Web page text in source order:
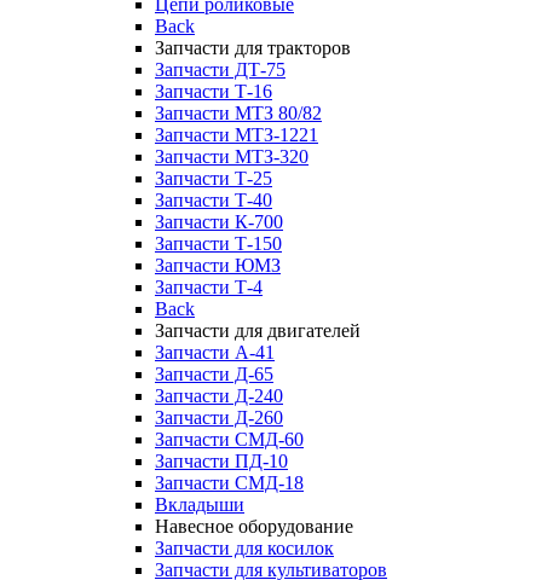
Цепи роликовые
Back
Запчасти для тракторов
Запчасти ДТ-75
Запчасти Т-16
Запчасти МТЗ 80/82
Запчасти МТЗ-1221
Запчасти МТЗ-320
Запчасти Т-25
Запчасти Т-40
Запчасти К-700
Запчасти Т-150
Запчасти ЮМЗ
Запчасти Т-4
Back
Запчасти для двигателей
Запчасти А-41
Запчасти Д-65
Запчасти Д-240
Запчасти Д-260
Запчасти СМД-60
Запчасти ПД-10
Запчасти СМД-18
Вкладыши
Навесное оборудование
Запчасти для косилок
Запчасти для культиваторов